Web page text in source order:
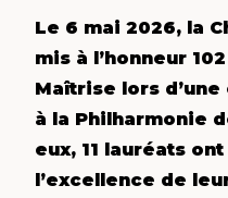
Le 6 mai 2026, la
mis à l’honneur
Maîtrise lors
à la Philharmonie
eux, 11 lauréats
l’excellence de